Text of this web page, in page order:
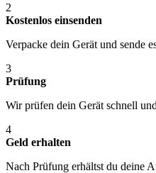
2
Kostenlos einsenden
Verpacke dein Gerät und sende
3
Prüfung
Wir prüfen dein Gerät schnell
4
Geld erhalten
Nach Prüfung erhältst du deine